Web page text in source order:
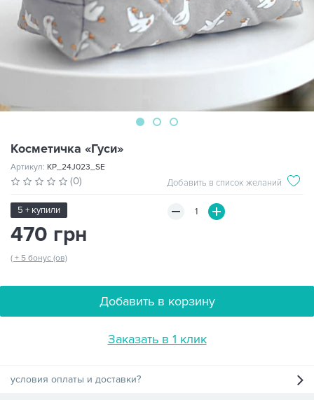
Косметичка «Гуси»
Артикул: KP_24J023_SE
(0) Добавить в список желаний
5 + купили
470 грн
( + 5 бонус (ов)
Добавить в корзину
Заказать в 1 клик
условия оплаты и доставки?